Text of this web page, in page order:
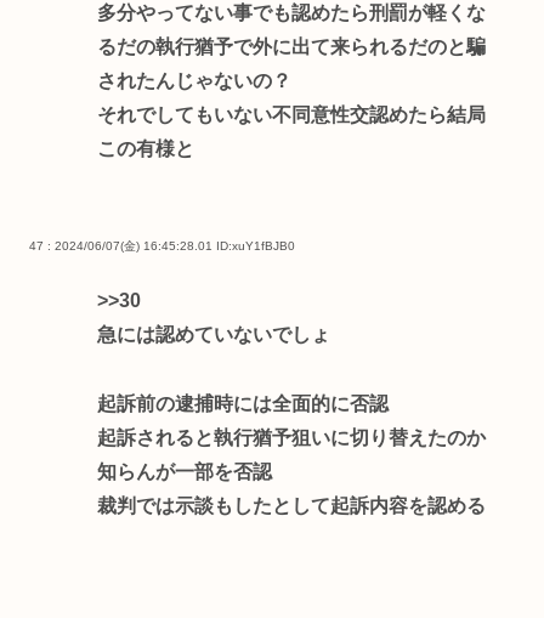
多分やってない事でも認めたら刑罰が軽くな
るだの執行猶予で外に出て来られるだのと騙
されたんじゃないの？
それでしてもいない不同意性交認めたら結局
この有様と
47 : 2024/06/07(金) 16:45:28.01 ID:xuY1fBJB0
>>30
急には認めていないでしょ
起訴前の逮捕時には全面的に否認
起訴されると執行猶予狙いに切り替えたのか
知らんが一部を否認
裁判では示談もしたとして起訴内容を認める